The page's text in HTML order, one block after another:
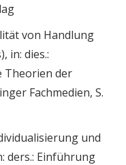
von Handlung
in: dies.:
Theorien der
Fachmedien, S.
und
ders.: Einführung